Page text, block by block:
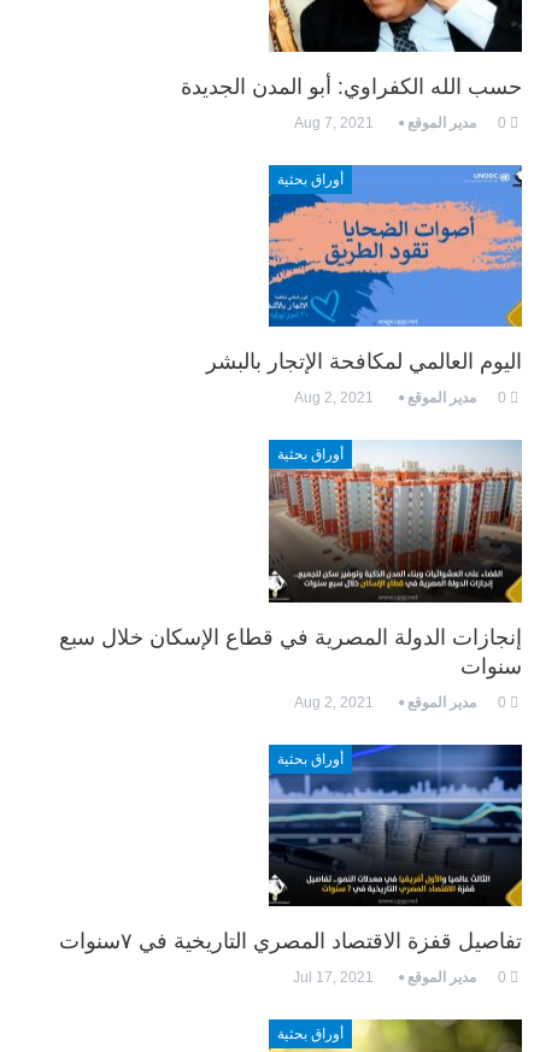
حسب الله الكفراوي: أبو المدن الجديدة
مدير الموقع Aug 7, 2021
أوراق بحثية
اليوم العالمي لمكافحة الإتجار بالبشر
مدير الموقع Aug 2, 2021
أوراق بحثية
إنجازات الدولة المصرية في قطاع الإسكان خلال سبع
سنوات
مدير الموقع Aug 2, 2021
أوراق بحثية
تفاصيل قفزة الاقتصاد المصري التاريخية في ٧سنوات
مدير الموقع Jul 17, 2021
أوراق بحثية